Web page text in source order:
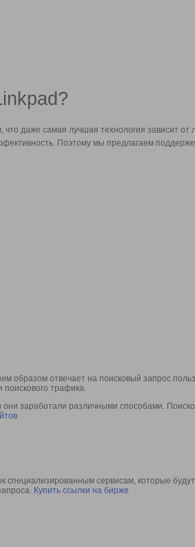
что даже самая лучшая технология зависит от
Поэтому мы предлагаем
образом отвечает на поисковый запрос
поискового трафика.
заработали различными способами.
специализированным сервисам, которые
Купить ссылки на бирже